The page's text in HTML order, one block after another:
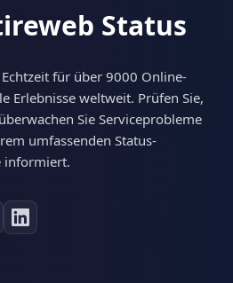
Status
für über 9000 Online-
Erlebnisse weltweit. Prüfen Sie,
Sie Serviceprobleme
umfassenden Status-
informiert.